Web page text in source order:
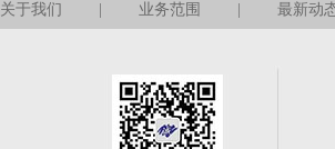
关于我们 业务范围 最新动